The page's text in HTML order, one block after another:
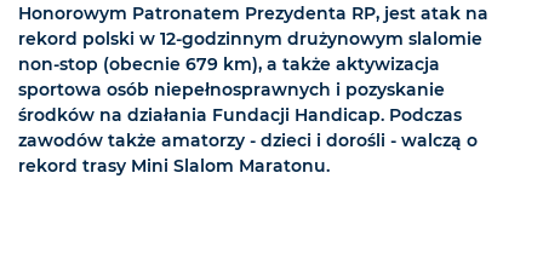
Honorowym Patronatem Prezydenta RP, jest atak na
rekord polski w 12-godzinnym drużynowym slalomie
non-stop (obecnie 679 km), a także aktywizacja
sportowa osób niepełnosprawnych i pozyskanie
środków na działania Fundacji Handicap. Podczas
zawodów także amatorzy - dzieci i dorośli - walczą o
rekord trasy Mini Slalom Maratonu.